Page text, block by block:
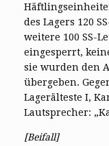
des Lagers 120
weitere 100 SS-
eingesperrt,
sie wurden den
übergeben.
Lagerälteste I,
Lautsprecher:
[Beifall]